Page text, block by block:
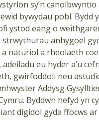
sy’n
bywydau pobl. Bydd
ystod eang o
strwythurau anhygoel
a naturiol a rheolaeth
eu hyder a’u
gwirfoddoli neu
Addysg
Byddwn hefyd yn
digidol gyda ffocws ar